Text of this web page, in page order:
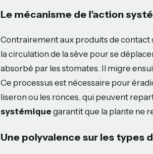
Le mécanisme de l’action
Contrairement aux produits de contact
la circulation de la sève pour se
absorbé par les stomates. Il migre
Ce processus est nécessaire pour
liseron ou les ronces, qui peuvent
systémique garantit que la plante ne
Une polyvalence sur les types